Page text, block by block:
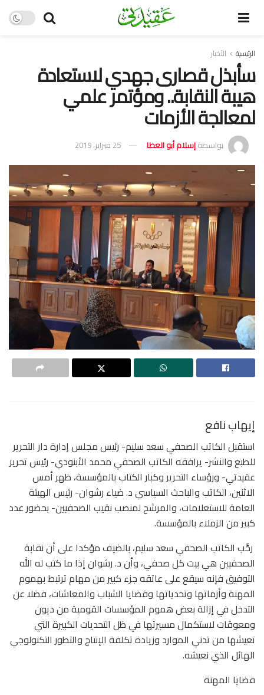
الرئيسية الأخبار
سأبذل قصارى جهدي لاستعادة
هيبة النقابة.. ومؤتمر علمي
لمعالجة الأزمات
بواسطةإسلام أبو العطا 25 فبراير، 2019
إيهاب نافع
استقبل الكاتب الصحفي سعد سليم- رئيس مجلس إدارة دار التحرير
للطبع والنشر- يرافقه الكاتب الصحفي محمد الأبنودي- رئيس تحرير
عقيدتي- ورؤساء التحرير وكبار الكتاب بالمؤسسة، ظهر أمس
الاثنين، الكاتب والباحث السياسي د. ضياء رشوان- رئيس الهيئة
العامة للاستعلامات، والمرشح لمنصب نقيب الصحفيين- بحضور عدد
كبير من الزملاء بالمؤسسة.
رحَّب الكاتب الصحفي سعد سليم، بالضيف مؤكدا على أن نقابة
الصحفيين هي بيت كل صحفي، وأن د. رشوان إذا ما كتب له الله
التوفيق فإنه سيقع على عاتقه جزء كبير من مهام ترتبط بهموم
المهنة وأزماتها وتحدياتها وقضايا الشباب والمعاشات، فضلا عن
التدخل في إزالة بعض هموم المؤسسات القومية من ديون
ومعوقات لاستكمال مسيرتها في ظل التحديات الكبيرة التي
تعيشها من تدني الموارد وزيادة تكلفة الإنتاج والتطور التكنولوجي
الهائل الذي نعيشه.
قضايا المهنة